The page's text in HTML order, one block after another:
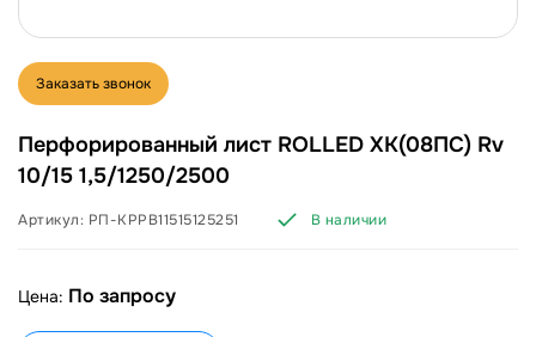
Заказать звонок
Перфорированный лист ROLLED ХК(08ПС) Rv
10/15 1,5/1250/2500
Артикул: РП-КРРВ11515125251 В наличии
Цена: По запросу